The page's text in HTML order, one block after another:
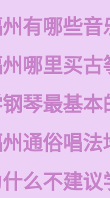
有哪些音
哪里买古
琴最基本
通俗唱法
么不建议